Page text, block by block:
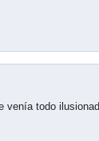
venía todo